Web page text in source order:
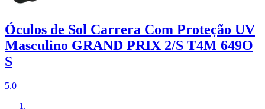
Óculos de Sol Carrera Com Proteção UV
Masculino GRAND PRIX 2/S T4M 649O
S
5.0